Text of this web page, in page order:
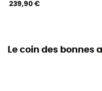
239,90 €
Le coin des bonnes